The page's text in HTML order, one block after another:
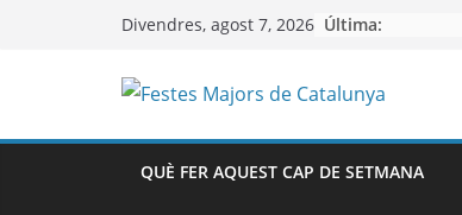
Divendres, agost 7, 2026 Última:
QUÈ FER AQUEST CAP DE SETMANA